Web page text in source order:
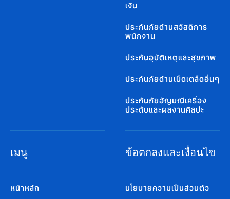
เงิน
ประกันภัยด้านสวัสดิการ
พนักงาน
ประกันอุบัติเหตุและสุขภาพ
ประกันภัยด้านเบ็ดเตล็ดอื่นๆ
ประกันภัยอัญมณีเครื่อง
ประดับและผลงานศิลปะ
เมนู
หน้าหลัก
ข้อตกลงและเงื่อนไข
นโยบายความเป็นส่วนตัว